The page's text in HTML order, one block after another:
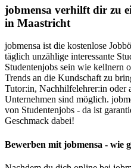
jobmensa verhilft dir zu
in Maastricht
jobmensa ist die kostenlose
täglich unzählige interessante
Studentenjobs sein wie kellnern
Trends an die Kundschaft zu
Tutor:in, Nachhilfelehrer:in oder
Unternehmen sind möglich.
von Studentenjobs - da ist
Geschmack dabei!
Bewerben mit jobmensa - wie